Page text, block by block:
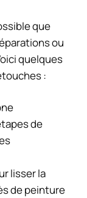
que
ou
quelques
:
de
lisser la
de peinture